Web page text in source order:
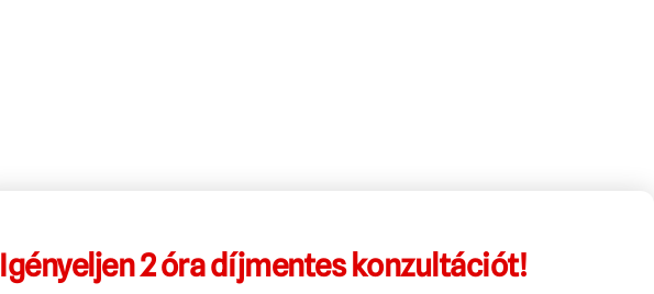
Igényeljen 2 óra díjmentes konzultációt!